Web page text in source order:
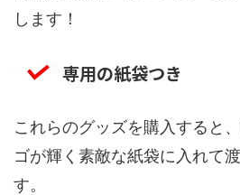
します！
専用の紙袋つき
これらのグッズを購入すると
ゴが輝く素敵な紙袋に入れて
す。